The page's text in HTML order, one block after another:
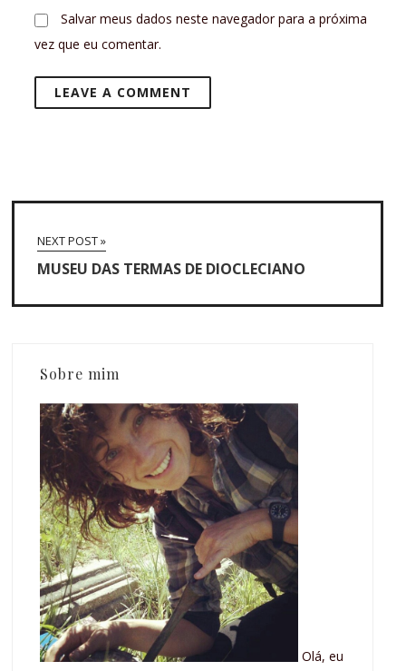
Salvar meus dados neste navegador para a próxima
vez que eu comentar.
NEXT POST »
MUSEU DAS TERMAS DE DIOCLECIANO
Sobre mim
Olá, eu